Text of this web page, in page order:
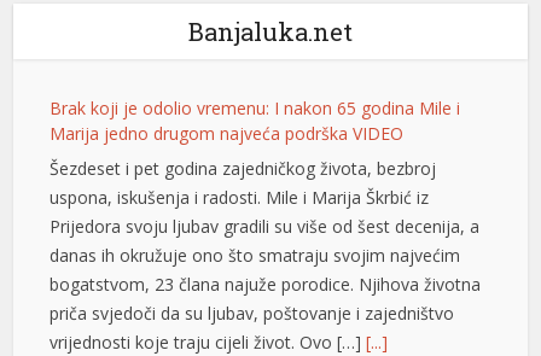
geri getirme büyüsü
Forum
escort
giriş
mavibet giriş
Banjaluka.net
Brak koji je odolio vremenu: I nakon 65 godina Mile i
Marija jedno drugom najveća podrška VIDEO
Šezdeset i pet godina zajedničkog života, bezbroj
uspona, iskušenja i radosti. Mile i Marija Škrbić iz
Prijedora svoju ljubav gradili su više od šest decenija, a
danas ih okružuje ono što smatraju svojim najvećim
bogatstvom, 23 člana najuže porodice. Njihova životna
priča svjedoči da su ljubav, poštovanje i zajedništvo
vrijednosti koje traju cijeli život. Ovo […][...]